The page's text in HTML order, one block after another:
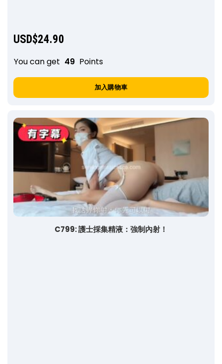
USD$24.90
You can get 49 Points
加入購物車
C799: 護士採集精液：強制內射！